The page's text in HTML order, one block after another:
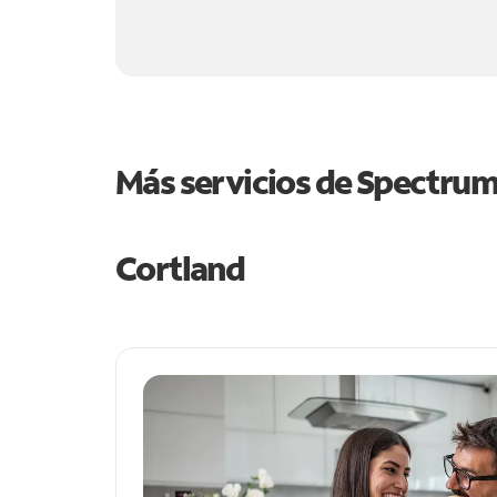
Más servicios de
Cortland